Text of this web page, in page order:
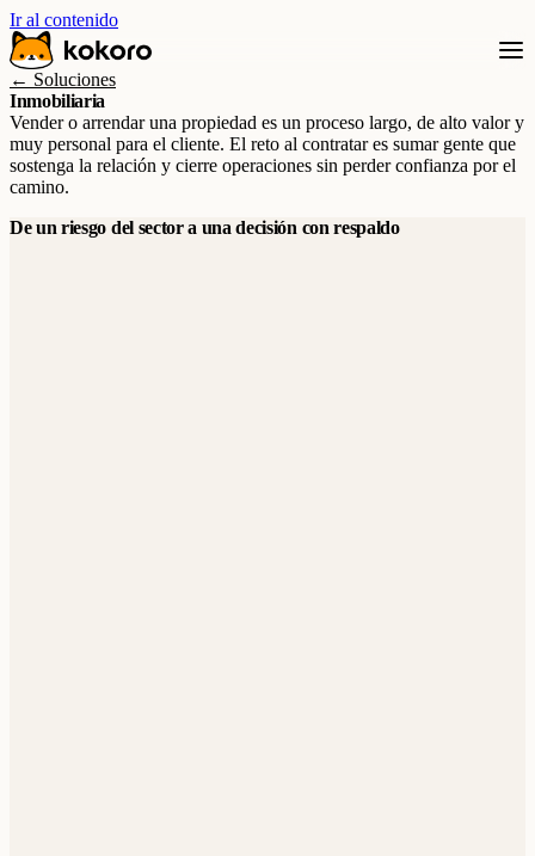
Ir al contenido
← Soluciones
Inmobiliaria
Vender o arrendar una propiedad es un proceso largo, de alto valor y
muy personal para el cliente. El reto al contratar es sumar gente que
sostenga la relación y cierre operaciones sin perder confianza por el
camino.
De un riesgo del sector a una decisión con respaldo